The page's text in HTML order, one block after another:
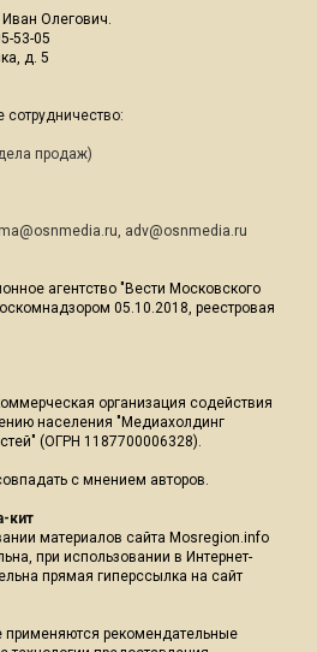
Олегович.
53-05
д. 5
сотрудничество:
продаж)
, adv@osnmedia.ru
агентство "Вести Московского
05.10.2018, реестровая
организация содействия
населения "Медиахолдинг
(ОГРН 1187700006328).
с мнением авторов.
кит
материалов сайта Mosregion.info
при использовании в Интернет-
прямая гиперссылка на сайт
рекомендательные